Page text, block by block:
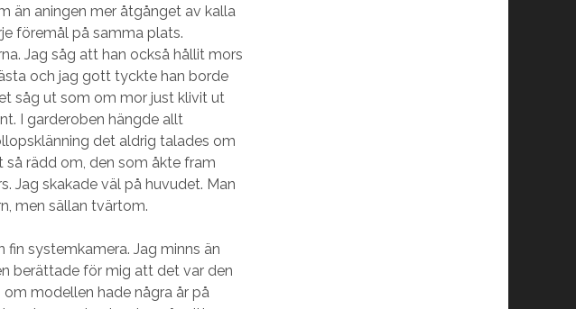
än aningen mer åtgånget av kalla
föremål på samma plats.
Jag såg att han också hållit mors
och jag gott tyckte han borde
såg ut som om mor just klivit ut
I garderoben hängde allt
det aldrig talades om
rädd om, den som åkte fram
Jag skakade väl på huvudet. Man
men sällan tvärtom.
fin systemkamera. Jag minns än
berättade för mig att det var den
modellen hade några år på